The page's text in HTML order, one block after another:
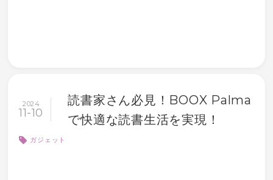
2024
11-10
読書家さん必見！BOOX Palma
で快適な読書生活を実現！
ガジェット